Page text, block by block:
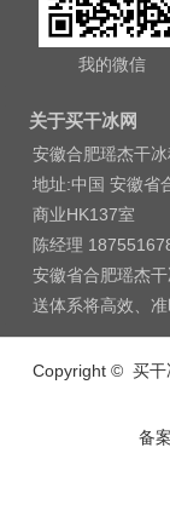
我的微信
关于买干冰网
安徽合肥瑶杰干
地址:中国 安徽省
商业HK137室
陈经理
安徽省合肥瑶杰
送体系将高效、准
Copyright © 买干
备